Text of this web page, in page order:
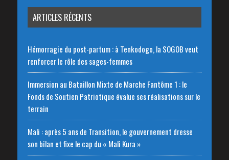
ARTICLES RÉCENTS
Hémorragie du post-partum : à Tenkodogo, la SOGOB veut
renforcer le rôle des sages-femmes
Immersion au Bataillon Mixte de Marche Fantôme 1 : le
Fonds de Soutien Patriotique évalue ses réalisations sur le
terrain
Mali : après 5 ans de Transition, le gouvernement dresse
son bilan et fixe le cap du « Mali Kura »